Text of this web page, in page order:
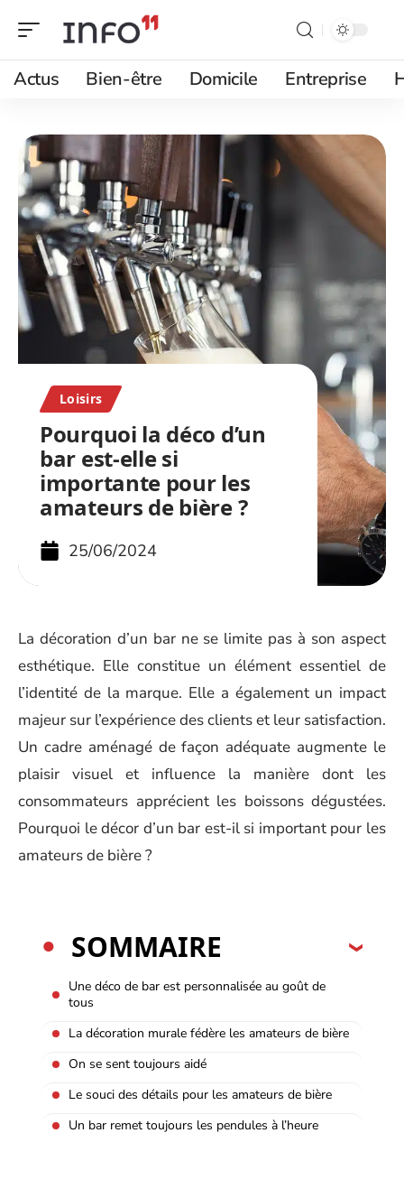
Actus Bien-être Domicile Entreprise
Loisirs
Pourquoi la déco d’un
bar est-elle si
importante pour les
amateurs de bière ?
25/06/2024
La décoration d’un bar ne se limite pas à son aspect
esthétique. Elle constitue un élément essentiel de
l’identité de la marque. Elle a également un impact
majeur sur l’expérience des clients et leur satisfaction.
Un cadre aménagé de façon adéquate augmente le
plaisir visuel et influence la manière dont les
consommateurs apprécient les boissons dégustées.
Pourquoi le décor d’un bar est-il si important pour les
amateurs de bière ?
SOMMAIRE
Une déco de bar est personnalisée au goût de
tous
La décoration murale fédère les amateurs de bière
On se sent toujours aidé
Le souci des détails pour les amateurs de bière
Un bar remet toujours les pendules à l’heure